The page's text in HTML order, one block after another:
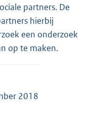
partners. De
hierbij
een onderzoek
op te maken.
2018